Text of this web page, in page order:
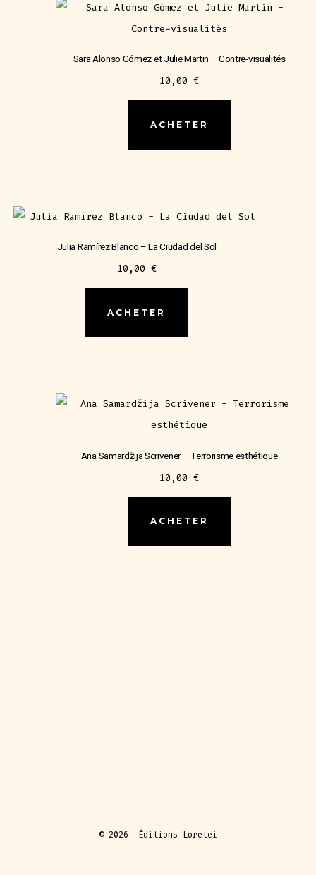
Sara Alonso Gómez et Julie Martin – Contre-visualités
10,00€
ACHETER
Julia Ramírez Blanco – La Ciudad del Sol
10,00 €
ACHETER
Ana Samardžija Scrivener – Terrorisme esthétique
10,00€
ACHETER
© 2026 Éditions Lorelei